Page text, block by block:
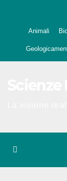
Animali